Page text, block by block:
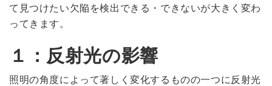
て見つけたい欠陥を検出できる・できないが大きく変わ
ってきます。
１：反射光の影響
照明の角度によって著しく変化するものの一つに反射光